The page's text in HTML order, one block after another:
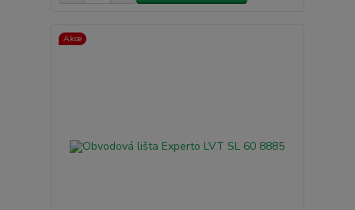
Akce